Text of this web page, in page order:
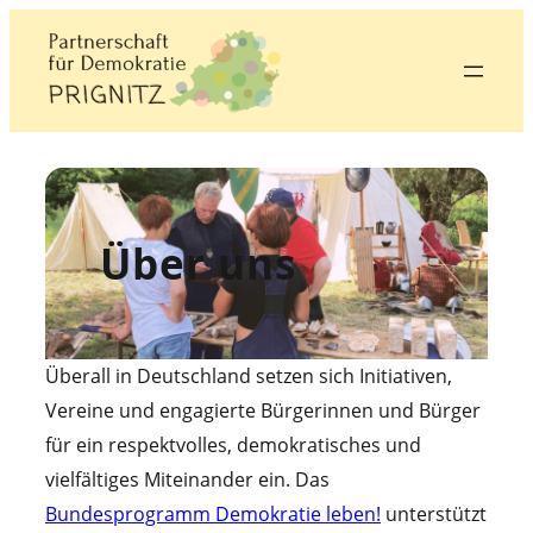
Inhalt
springen
Über uns
Überall in Deutschland setzen sich Initiativen,
Vereine und engagierte Bürgerinnen und Bürger
für ein respektvolles, demokratisches und
vielfältiges Miteinander ein. Das
Bundesprogramm Demokratie leben! unterstützt